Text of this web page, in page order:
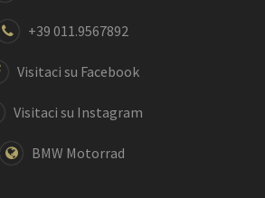
+39 011.9567892
Visitaci su Facebook
Visitaci su Instagram
BMW Motorrad